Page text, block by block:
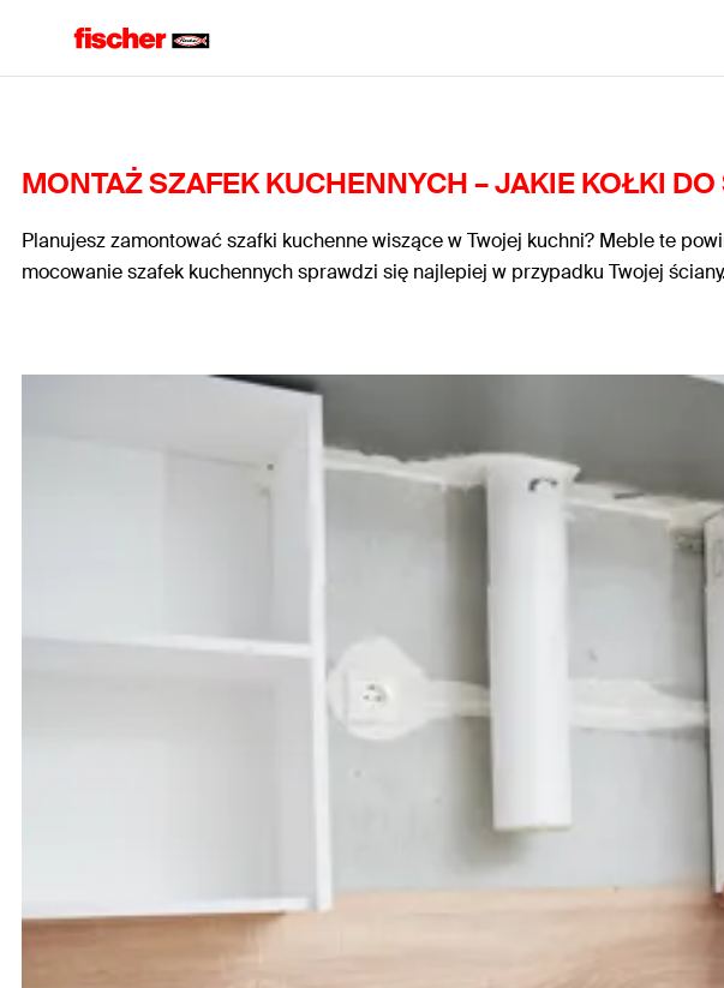
MONTAŻ SZAFEK KUCHENNYCH – JAKIE KOŁKI
Planujesz zamontować szafki kuchenne wiszące w Twojej kuchni? Meble te
mocowanie szafek kuchennych sprawdzi się najlepiej w przypadku Twojej ściany.